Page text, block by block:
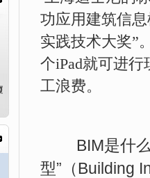
功应用建筑信
实践技术大奖”
个iPad就可进行
工浪费。
BIM是什
型” （Building